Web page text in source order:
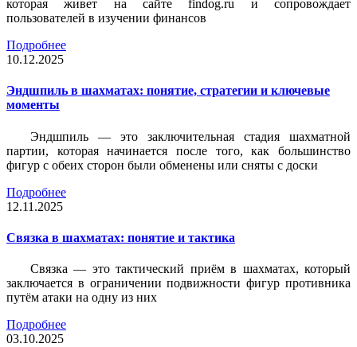
которая живет на сайте findog.ru и сопровождает
пользователей в изучении финансов
Подробнее
10.12.2025
Эндшпиль в шахматах: понятие, стратегии и ключевые
моменты
Эндшпиль — это заключительная стадия шахматной
партии, которая начинается после того, как большинство
фигур с обеих сторон были обменены или сняты с доски
Подробнее
12.11.2025
Связка в шахматах: понятие и тактика
Связка — это тактический приём в шахматах, который
заключается в ограничении подвижности фигур противника
путём атаки на одну из них
Подробнее
03.10.2025